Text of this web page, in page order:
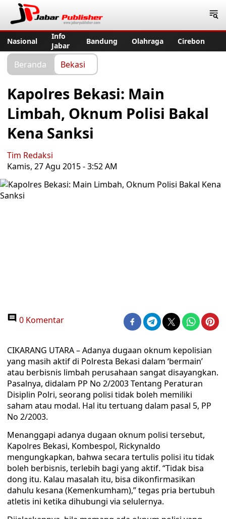
Nasional
Info
Jabar
Bandung Olahraga Cirebon
Beranda Bekasi
Kapolres Bekasi: Main
Limbah, Oknum Polisi Bakal
Kena Sanksi
Tim Redaksi
Kamis, 27 Agu 2015 - 3:52 AM
0 Komentar
CIKARANG UTARA – Adanya dugaan oknum kepolisian
yang masih aktif di Polresta Bekasi dalam ‘bermain’
atau berbisnis limbah perusahaan sangat disayangkan.
Pasalnya, didalam PP No 2/2003 Tentang Peraturan
Disiplin Polri, seorang polisi tidak boleh memiliki
saham atau modal. Hal itu tertuang dalam pasal 5, PP
No 2/2003.
Menanggapi adanya dugaan oknum polisi tersebut,
Kapolres Bekasi, Kombespol, Rickynaldo
mengungkapkan, bahwa secara tertulis polisi itu tidak
boleh berbisnis, terlebih bagi yang aktif. “Tidak bisa
dong itu. Kalau masalah itu, bisa dikonfirmasikan
dahulu kesana (Kemenkumham),” tegas pria bertubuh
atletis ini ketika dihubungi via selulernya.